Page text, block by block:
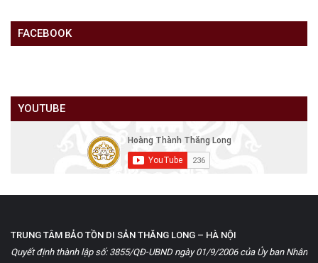
FACEBOOK
YOUTUBE
TRUNG TÂM BẢO TỒN DI SẢN THĂNG LONG – HÀ NỘI
Quyết định thành lập số: 3855/QĐ-UBND ngày 01/9/2006 của Ủy ban Nhân